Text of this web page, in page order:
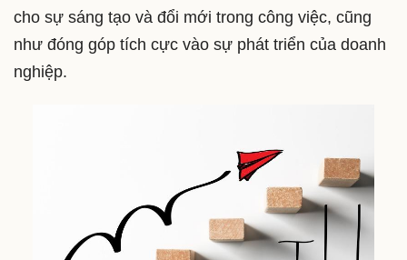
cho sự sáng tạo và đổi mới trong công việc, cũng
như đóng góp tích cực vào sự phát triển của doanh
nghiệp.